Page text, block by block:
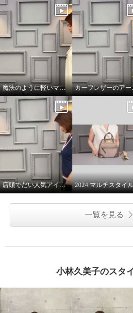
魔法のように軽いマジックライトのトート カーフ
店頭でだい人気アイテムです
一覧を見る
小林久美子のスタ